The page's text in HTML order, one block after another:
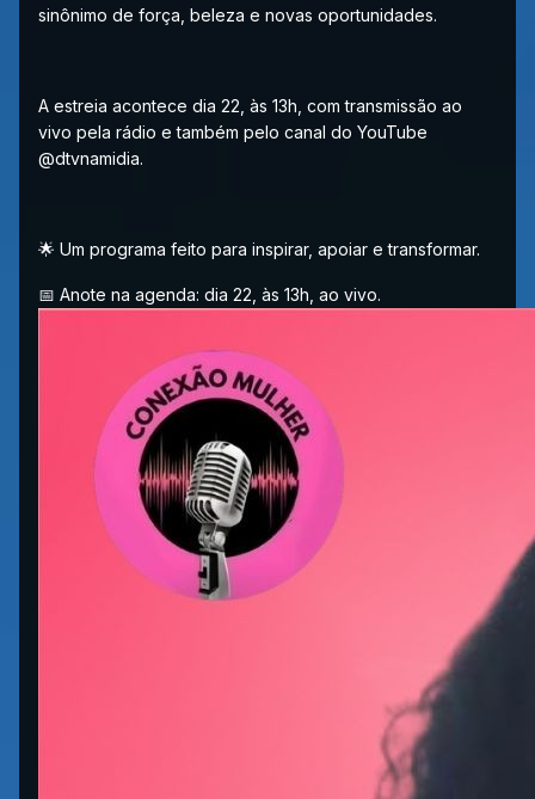
sinônimo de força, beleza e novas oportunidades.
A estreia acontece dia 22, às 13h, com transmissão ao
vivo pela rádio e também pelo canal do YouTube
@dtvnamidia.
🌟 Um programa feito para inspirar, apoiar e transformar.
📅 Anote na agenda: dia 22, às 13h, ao vivo.